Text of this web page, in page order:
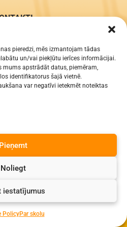
pieredzi, mēs izmantojam tādas
un/vai piekļūtu ierīces informācijai.
apstrādāt datus, piemēram,
identifikatorus šajā vietnē.
var negatīvi ietekmēt noteiktas
Pieņemt
Noliegt
iestatījumus
PolicyPar skolu
65423030,
65421923
aizsargātas